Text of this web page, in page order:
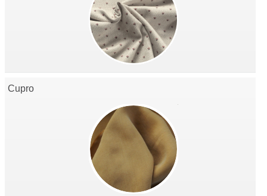
Cupro